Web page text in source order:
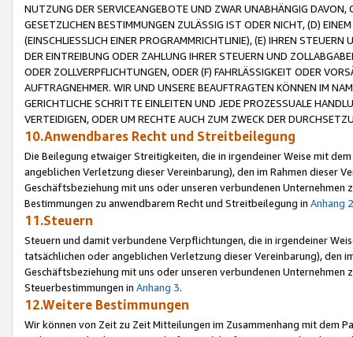
NUTZUNG DER SERVICEANGEBOTE UND ZWAR UNABHÄNGIG
GESETZLICHEN BESTIMMUNGEN ZULÄSSIG IST ODER NICHT, (D)
(EINSCHLIESSLICH EINER PROGRAMMRICHTLINIE), (E) IHREN
DER EINTREIBUNG ODER ZAHLUNG IHRER STEUERN UND
ODER ZOLLVERPFLICHTUNGEN, ODER (F) FAHRLÄSSIGKEIT ODER
AUFTRAGNEHMER. WIR UND UNSERE BEAUFTRAGTEN KÖNNEN IM
GERICHTLICHE SCHRITTE EINLEITEN UND JEDE PROZESSUALE
VERTEIDIGEN, ODER UM RECHTE AUCH ZUM ZWECK DER
10.Anwendbares Recht und Streitbeilegung
Die Beilegung etwaiger Streitigkeiten, die in irgendeiner Weise mit
angeblichen Verletzung dieser Vereinbarung), den im Rahmen dieser
Geschäftsbeziehung mit uns oder unseren verbundenen
Bestimmungen zu anwendbarem Recht und Streitbeilegung in Anhang 2
11.Steuern
Steuern und damit verbundene Verpflichtungen, die in irgendeiner
tatsächlichen oder angeblichen Verletzung dieser Vereinbarung), den
Geschäftsbeziehung mit uns oder unseren verbundenen
Steuerbestimmungen in Anhang 3.
12.Weitere Bestimmungen
Wir können von Zeit zu Zeit Mitteilungen im Zusammenhang mit dem